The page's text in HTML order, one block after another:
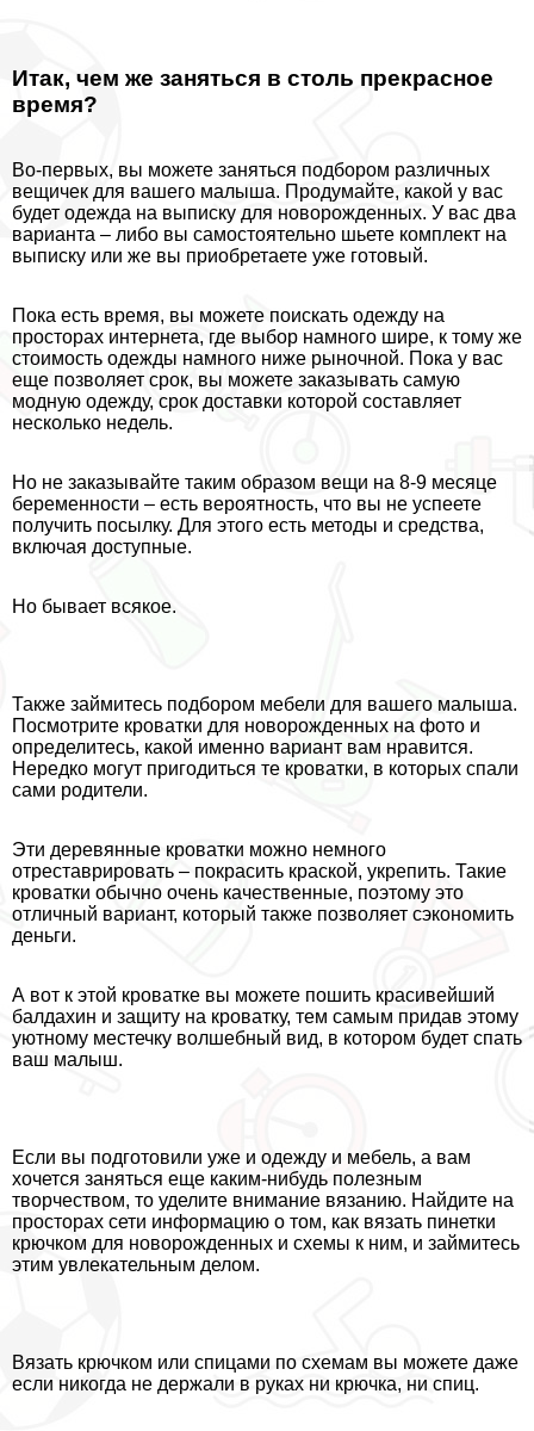
Итак, чем же заняться в столь прекрасное
время?
Во-первых, вы можете заняться подбором различных
вещичек для вашего малыша. Продумайте, какой у вас
будет одежда на выписку для новорожденных. У вас два
варианта – либо вы самостоятельно шьете комплект на
выписку или же вы приобретаете уже готовый.
Пока есть время, вы можете поискать одежду на
просторах интернета, где выбор намного шире, к тому же
стоимость одежды намного ниже рыночной. Пока у вас
еще позволяет срок, вы можете заказывать самую
модную одежду, срок доставки которой составляет
несколько недель.
Но не заказывайте таким образом вещи на 8-9 месяце
беременности – есть вероятность, что вы не успеете
получить посылку. Для этого есть методы и средства,
включая доступные.
Но бывает всякое.
Также займитесь подбором мебели для вашего малыша.
Посмотрите кроватки для новорожденных на фото и
определитесь, какой именно вариант вам нравится.
Нередко могут пригодиться те кроватки, в которых спали
сами родители.
Эти деревянные кроватки можно немного
отреставрировать – покрасить краской, укрепить. Такие
кроватки обычно очень качественные, поэтому это
отличный вариант, который также позволяет сэкономить
деньги.
А вот к этой кроватке вы можете пошить красивейший
балдахин и защиту на кроватку, тем самым придав этому
уютному местечку волшебный вид, в котором будет спать
ваш малыш.
Если вы подготовили уже и одежду и мебель, а вам
хочется заняться еще каким-нибудь полезным
творчеством, то уделите внимание вязанию. Найдите на
просторах сети информацию о том, как вязать пинетки
крючком для новорожденных и схемы к ним, и займитесь
этим увлекательным делом.
Вязать крючком или спицами по схемам вы можете даже
если никогда не держали в руках ни крючка, ни спиц.